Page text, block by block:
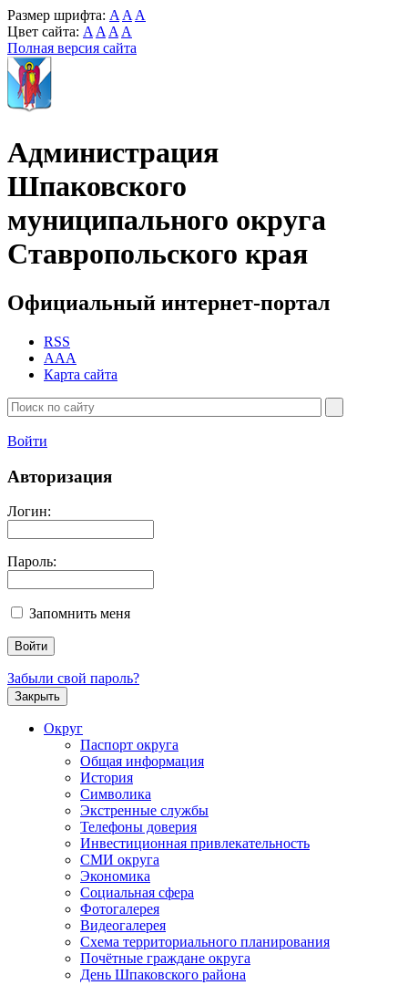
Размер шрифта: A A A
Цвет сайта: A A A A
Полная версия сайта
Администрация
Шпаковского
муниципального округа
Ставропольского края
Официальный интернет-портал
RSS
AAA
Карта сайта
Войти
Авторизация
Логин:
Пароль:
Запомнить меня
Забыли свой пароль?
Закрыть
Округ
Паспорт округа
Общая информация
История
Символика
Экстренные службы
Телефоны доверия
Инвестиционная привлекательность
СМИ округа
Экономика
Социальная сфера
Фотогалерея
Видеогалерея
Схема территориального планирования
Почётные граждане округа
День Шпаковского района